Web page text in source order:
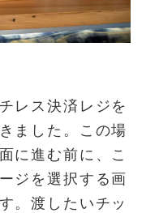
レス決済レジを
ました。この場
に進む前に、こ
ジを選択する画
。渡したいチッ